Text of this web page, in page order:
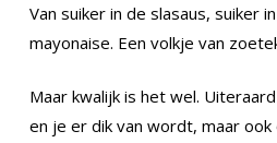
Van suiker in de slasaus, suiker
mayonaise. Een volkje van
Maar kwalijk is het wel.
en je er dik van wordt, maar